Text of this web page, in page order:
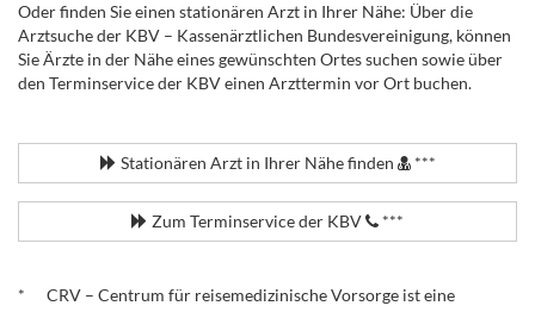
Oder finden Sie einen stationären Arzt in Ihrer Nähe: Über die
Arztsuche der KBV – Kassenärztlichen Bundesvereinigung, können
Sie Ärzte in der Nähe eines gewünschten Ortes suchen sowie über
den Terminservice der KBV einen Arzttermin vor Ort buchen.
Stationären Arzt in Ihrer Nähe finden ***
Zum Terminservice der KBV ***
* CRV – Centrum für reisemedizinische Vorsorge ist eine